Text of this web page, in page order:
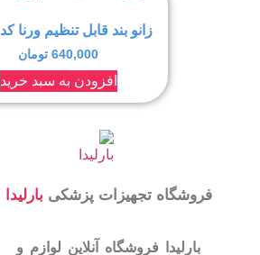
زانو بند قابل تنظیم ورنا کد v504
640,000 تومان
افزودن به سبد خرید
فروشگاه تجهیزات پزشکی بارلیدا
بارلیدا فروشگاه آنلاین لوازم و